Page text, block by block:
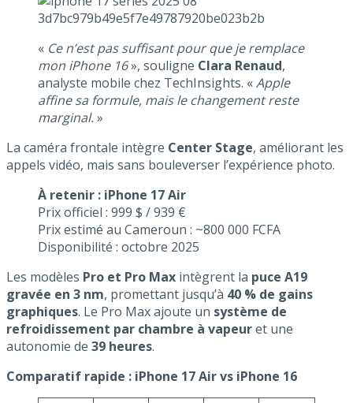
« Ce n’est pas suffisant pour que je remplace
mon iPhone 16», souligne Clara Renaud,
analyste mobile chez TechInsights. «Apple
affine sa formule, mais le changement reste
marginal.»
La caméra frontale intègre Center Stage, améliorant les
appels vidéo, mais sans bouleverser l’expérience photo.
À retenir : iPhone 17 Air
Prix officiel : 999 $ / 939 €
Prix estimé au Cameroun : ~800 000 FCFA
Disponibilité : octobre 2025
Les modèles Pro et Pro Max intègrent la puce A19
gravée en 3 nm, promettant jusqu’à 40 % de gains
graphiques. Le Pro Max ajoute un système de
refroidissement par chambre à vapeuret une
autonomie de 39 heures.
Comparatif rapide : iPhone 17 Air vs iPhone 16